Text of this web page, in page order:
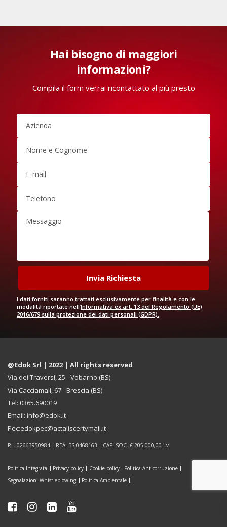
Hai bisogno di maggiori
informazioni?
Compila il form verrai ricontattato al più presto
I dati forniti saranno trattati esclusivamente per finalità e con le
modalità riportate nell’Informativa ex art. 13 del Regolamento (UE)
2016/679 sulla protezione dei dati personali (GDPR).
@Edok Srl | 2022 | All rights reserved
Via dei Traversi, 25 - Vobarno (BS)
Via Cacciamali, 67 - Brescia (BS)
Tel: 0365.690019
Email: info@edok.it
Pec:edokpec@actaliscertymail.it
P.I. 02663950984 | REA: BS-0468163 | CAP. SOC. € 205.000,00 i.v.
Politica Integrata Privacy policy Cookie policy
Politica Anticorruzione
Segnalazioni Whistleblowing
Politica Ambientale